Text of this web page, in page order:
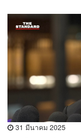
31 มีนาคม 2025